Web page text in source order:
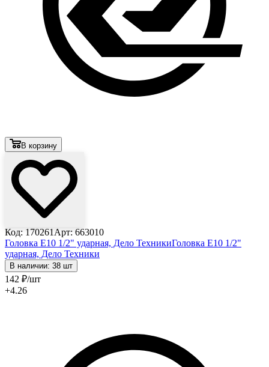
В корзину
Код: 170261 Арт: 663010
Головка E10 1/2" ударная, Дело ТехникиГоловка E10 1/2"
ударная, Дело Техники
В наличии: 38 шт
142 ₽/шт
+4.26